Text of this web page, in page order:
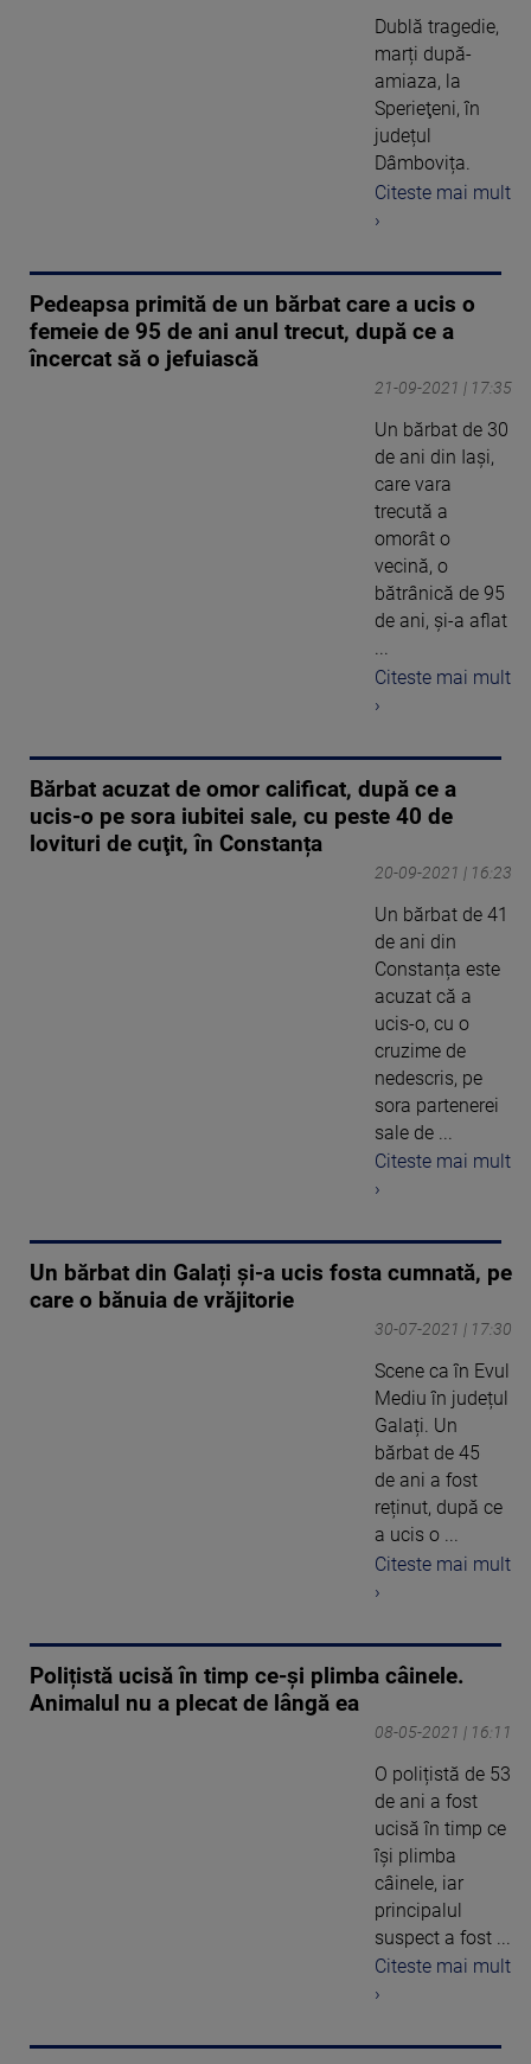
Dublă tragedie,
marți după-
amiaza, la
Sperieţeni, în
județul
Dâmbovița.
Citeste mai mult
›
Pedeapsa primită de un bărbat care a ucis o
femeie de 95 de ani anul trecut, după ce a
încercat să o jefuiască
21-09-2021 | 17:35
Un bărbat de 30
de ani din Iași,
care vara
trecută a
omorât o
vecină, o
bătrânică de 95
de ani, și-a aflat
...
Citeste mai mult
›
Bărbat acuzat de omor calificat, după ce a
ucis-o pe sora iubitei sale, cu peste 40 de
lovituri de cuţit, în Constanța
20-09-2021 | 16:23
Un bărbat de 41
de ani din
Constanța este
acuzat că a
ucis-o, cu o
cruzime de
nedescris, pe
sora partenerei
sale de ...
Citeste mai mult
›
Un bărbat din Galați și-a ucis fosta cumnată, pe
care o bănuia de vrăjitorie
30-07-2021 | 17:30
Scene ca în Evul
Mediu în județul
Galați. Un
bărbat de 45
de ani a fost
reținut, după ce
a ucis o ...
Citeste mai mult
›
Polițistă ucisă în timp ce-și plimba câinele.
Animalul nu a plecat de lângă ea
08-05-2021 | 16:11
O polițistă de 53
de ani a fost
ucisă în timp ce
își plimba
câinele, iar
principalul
suspect a fost ...
Citeste mai mult
›